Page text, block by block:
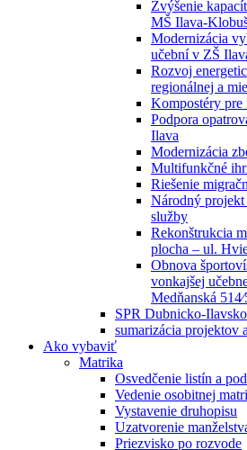
Zvýšenie
MŠ Ilava-
Modernizácia
učební v ZŠ
Rozvoj
regionálnej a
Kompostéry pre
Podpora
Ilava
Modernizácia
Multifunkčné
Riešenie
Národný
služby
Rekonštrukcia
plocha – ul.
Obnova
vonkajšej
Medňanská
SPR Dubnicko-Ilavsko
sumarizácia projektov
Ako vybaviť
Matrika
Osvedčenie listín a
Vedenie osobitnej
Vystavenie druhopisu
Uzatvorenie
Priezvisko po rozvode